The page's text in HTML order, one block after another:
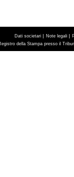
Dati societari | Note legali |
della Stampa presso il